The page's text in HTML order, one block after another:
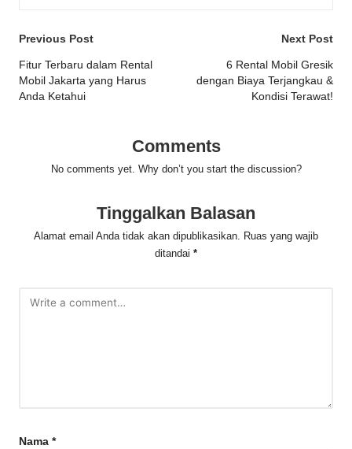
Post
navigation
Previous Post
Fitur Terbaru dalam Rental
Mobil Jakarta yang Harus
Anda Ketahui
Next Post
6 Rental Mobil Gresik
dengan Biaya Terjangkau &
Kondisi Terawat!
Comments
No comments yet. Why don’t you start the discussion?
Tinggalkan Balasan
Alamat email Anda tidak akan dipublikasikan. Ruas yang wajib
ditandai *
Nama *